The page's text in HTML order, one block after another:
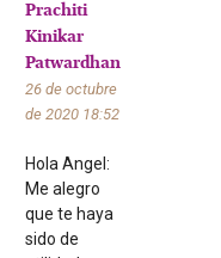
Prachiti
Kinikar
Patwardhan
26 de octubre
de 2020 18:52
Hola Angel:
Me alegro
que te haya
sido de